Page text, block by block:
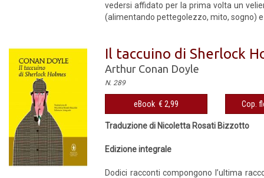
vedersi affidato per la prima volta un
(alimentando pettegolezzo, mito, sogno)
Il taccuino di Sherlock
Arthur Conan Doyle
N. 289
eBook € 2,99 Cop.
Traduzione di Nicoletta Rosati Bizzotto
Edizione integrale
Dodici racconti compongono l’ultima